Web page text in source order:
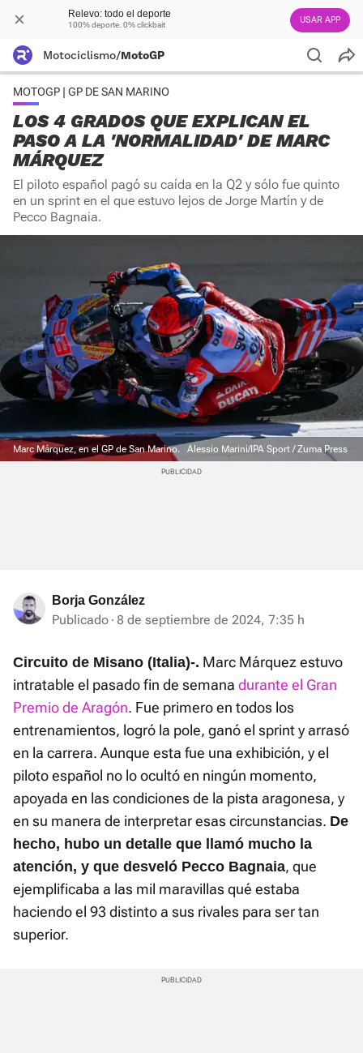
Relevo: todo el deporte
100% deporte. 0% clickbait USAR APP
Motociclismo/MotoGP
MOTOGP | GP DE SAN MARINO
LOS 4 GRADOS QUE EXPLICAN EL
PASO A LA 'NORMALIDAD' DE MARC
MÁRQUEZ
El piloto español pagó su caída en la Q2 y sólo fue quinto
en un sprint en el que estuvo lejos de Jorge Martín y de
Pecco Bagnaia.
Marc Márquez, en el GP de San Marino. Alessio Marini/IPA Sport / Zuma Press
Borja González
Publicado 8 de septiembre de 2024, 7:35 h
Circuito de Misano (Italia)-. Marc Márquez estuvo
intratable el pasado fin de semana durante el Gran
Premio de Aragón. Fue primero en todos los
entrenamientos, logró la pole, ganó el sprint y arrasó
en la carrera. Aunque esta fue una exhibición, y el
piloto español no lo ocultó en ningún momento,
apoyada en las condiciones de la pista aragonesa, y
en su manera de interpretar esas circunstancias. De
hecho, hubo un detalle que llamó mucho la
atención, y que desveló Pecco Bagnaia, que
ejemplificaba a las mil maravillas qué estaba
haciendo el 93 distinto a sus rivales para ser tan
superior.